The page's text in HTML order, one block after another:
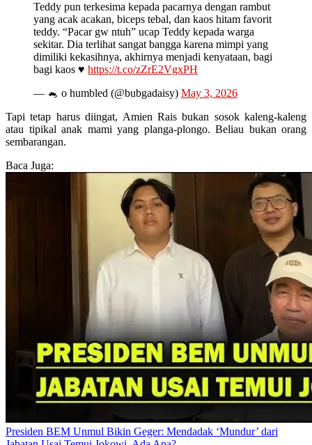
Teddy pun terkesima kepada pacarnya dengan rambut
yang acak acakan, biceps tebal, dan kaos hitam favorit
teddy. “Pacar gw ntuh” ucap Teddy kepada warga
sekitar. Dia terlihat sangat bangga karena mimpi yang
dimiliki kekasihnya, akhirnya menjadi kenyataan, bagi
bagi kaos ♥️ https://t.co/zZrE2VgxPH
— 🐁 o humbled (@bubgadaisy) May 3, 2026
Tapi tetap harus diingat, Amien Rais bukan sosok kaleng-kaleng
atau tipikal anak mami yang planga-plongo. Beliau bukan orang
sembarangan.
Baca Juga:
Presiden BEM Unmul Bikin Geger: Mendadak ‘Mundur’ dari